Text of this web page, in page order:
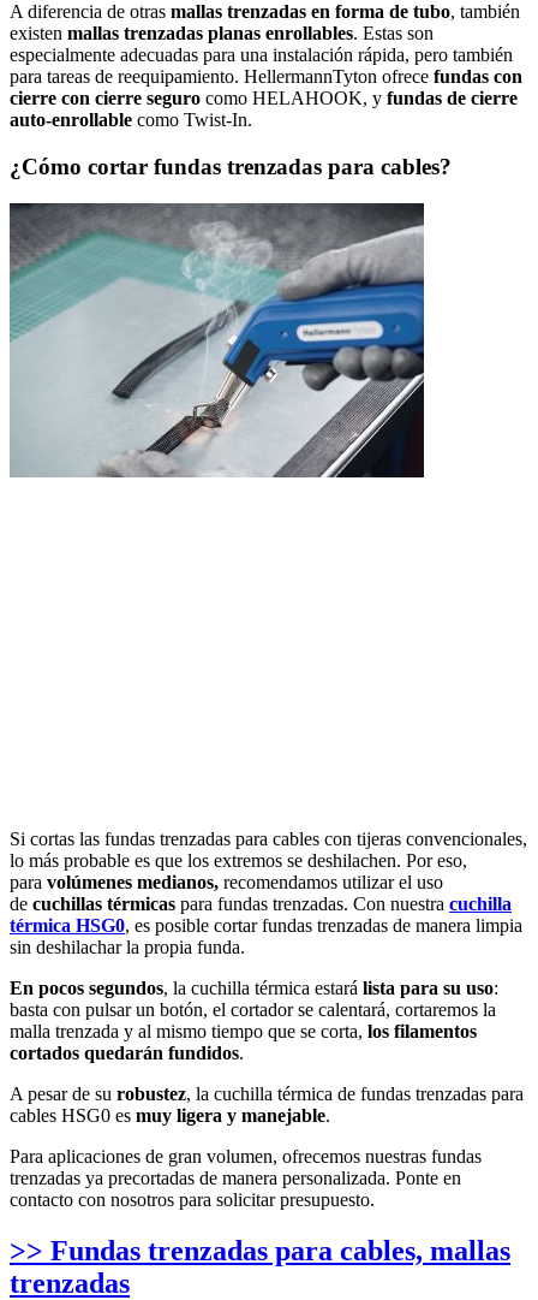
A diferencia de otras mallas trenzadas en forma de tubo, también
existen mallas trenzadas planas enrollables. Estas son
especialmente adecuadas para una instalación rápida, pero también
para tareas de reequipamiento. HellermannTyton ofrece fundas con
cierre con cierre seguro como HELAHOOK, y fundas de cierre
auto-enrollable como Twist-In.
¿Cómo cortar fundas trenzadas para cables?
Si cortas las fundas trenzadas para cables con tijeras convencionales,
lo más probable es que los extremos se deshilachen. Por eso,
para volúmenes medianos, recomendamos utilizar el uso
de cuchillas térmicas para fundas trenzadas. Con nuestra cuchilla
térmica HSG0, es posible cortar fundas trenzadas de manera limpia
sin deshilachar la propia funda.
En pocos segundos, la cuchilla térmica estará lista para su uso:
basta con pulsar un botón, el cortador se calentará, cortaremos la
malla trenzada y al mismo tiempo que se corta, los filamentos
cortados quedarán fundidos.
A pesar de su robustez, la cuchilla térmica de fundas trenzadas para
cables HSG0 es muy ligera y manejable.
Para aplicaciones de gran volumen, ofrecemos nuestras fundas
trenzadas ya precortadas de manera personalizada. Ponte en
contacto con nosotros para solicitar presupuesto.
>> Fundas trenzadas para cables, mallas
trenzadas